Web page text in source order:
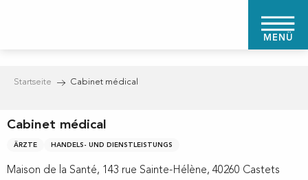
MENÜ
Startseite Cabinet médical
Cabinet médical
ÄRZTE HANDELS- UND DIENSTLEISTUNGS
Maison de la Santé, 143 rue Sainte-Hélène, 40260 Castets